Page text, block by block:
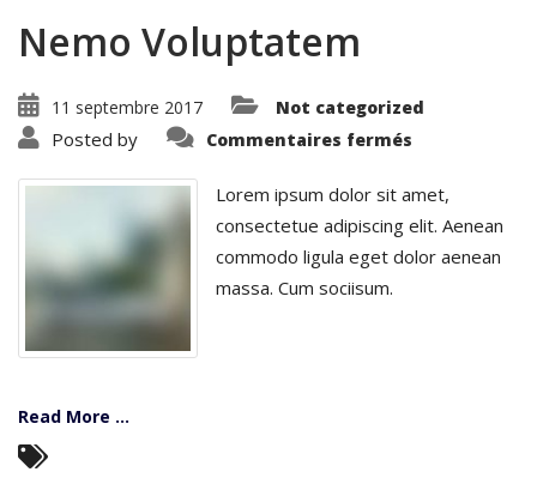
Nemo Voluptatem
11 septembre 2017 Not categorized
Posted by Commentaires fermés
Lorem ipsum dolor sit amet,
consectetue adipiscing elit. Aenean
commodo ligula eget dolor aenean
massa. Cum sociisum.
Read More ...